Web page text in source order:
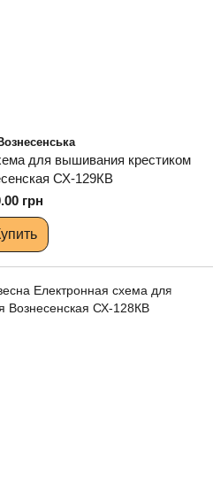
для вышивания крестиком
СХ-129КВ
грн